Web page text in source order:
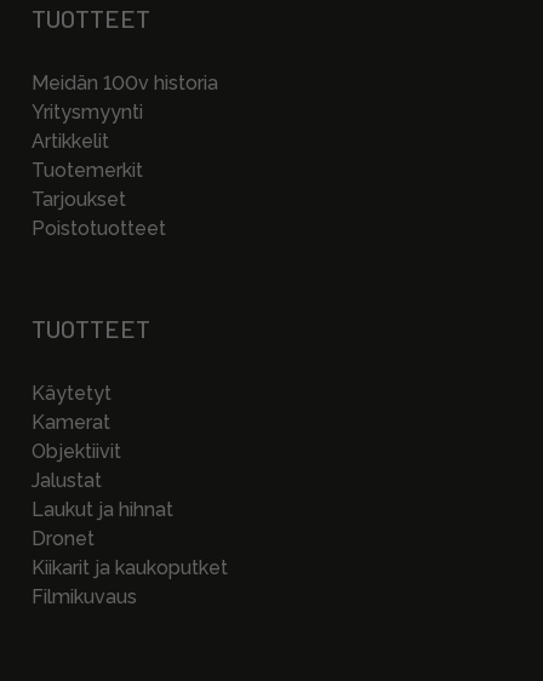
TUOTTEET
Meidän 100v historia
Yritysmyynti
Artikkelit
Tuotemerkit
Tarjoukset
Poistotuotteet
TUOTTEET
Käytetyt
Kamerat
Objektiivit
Jalustat
Laukut ja hihnat
Dronet
Kiikarit ja kaukoputket
Filmikuvaus